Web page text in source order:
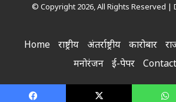
© Copyright 2026, All Rights Reserved |
Home राष्ट्रीय अंतर्राष्ट्रीय कारोबार
मनोरंजन
ई-पेपर